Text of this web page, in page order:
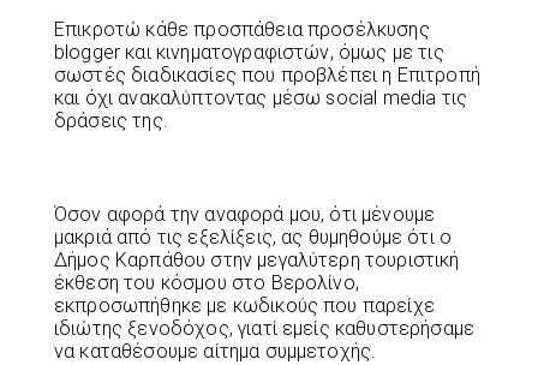
Επικροτώ κάθε προσπάθεια προσέλκυσης
blogger και κινηματογραφιστών, όμως με τις
σωστές διαδικασίες που προβλέπει η Επιτροπή
και όχι ανακαλύπτοντας μέσω social media τις
δράσεις της.
Όσον αφορά την αναφορά μου, ότι μένουμε
μακριά από τις εξελίξεις, ας θυμηθούμε ότι ο
Δήμος Καρπάθου στην μεγαλύτερη τουριστική
έκθεση του κόσμου στο Βερολίνο,
εκπροσωπήθηκε με κωδικούς που παρείχε
ιδιώτης ξενοδόχος, γιατί εμείς καθυστερήσαμε
να καταθέσουμε αίτημα συμμετοχής.